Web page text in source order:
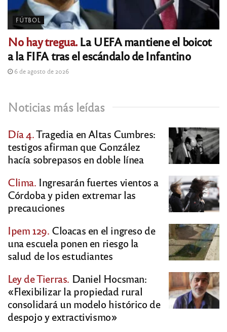
FÚTBOL
No hay tregua.La UEFA mantiene el boicot
a la FIFA tras el escándalo de Infantino
6 de agosto de 2026
Noticias más leídas
Día 4.Tragedia en Altas Cumbres:
testigos afirman que González
hacía sobrepasos en doble línea
Clima. Ingresarán fuertes vientos a
Córdoba y piden extremar las
precauciones
Ipem 129. Cloacas en el ingreso de
una escuela ponen en riesgo la
salud de los estudiantes
Ley de Tierras. Daniel Hocsman:
«Flexibilizar la propiedad rural
consolidará un modelo histórico de
despojo y extractivismo»